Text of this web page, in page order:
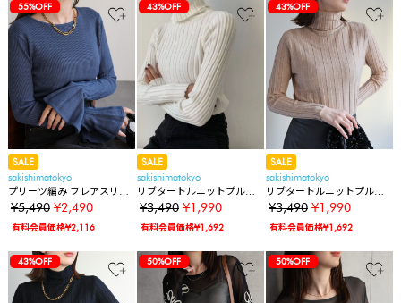
55%OFF
SALE
sakishimatokyo
プリーツ編み フレアスリー
ブニット/プルオーバー/秋冬
¥5,490 ¥2,490
有料会員価格¥2,116
43%OFF
SALE
sakishimatokyo
リブタートルニットプルオ
ーバー
¥3,490 ¥1,990
有料会員価格¥1,692
43%OFF
SALE
sakishimatokyo
リブタートルニットプルオ
ーバー
¥3,490 ¥1,990
有料会員価格¥1,692
43%OFF 50%OFF 50%OFF